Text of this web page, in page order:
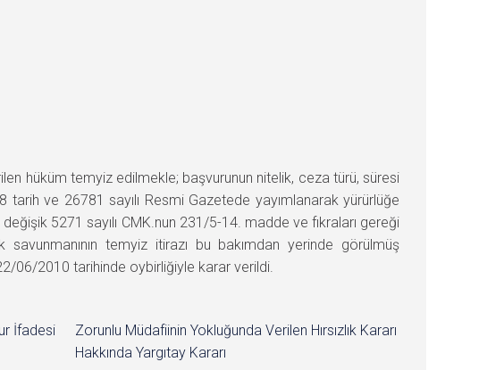
hüküm temyiz edilmekle; başvurunun nitelik, ceza türü, süresi
ve 26781 sayılı Resmi Gazetede yayımlanarak yürürlüğe
5271 sayılı CMK.nun 231/5-14. madde ve fıkraları gereği
savunmanının temyiz itirazı bu bakımdan yerinde görülmüş
06/2010 tarihinde oybirliğiyle karar verildi.
İfadesi
Zorunlu Müdafiinin Yokluğunda Verilen Hırsızlık Kararı
Hakkında Yargıtay Kararı